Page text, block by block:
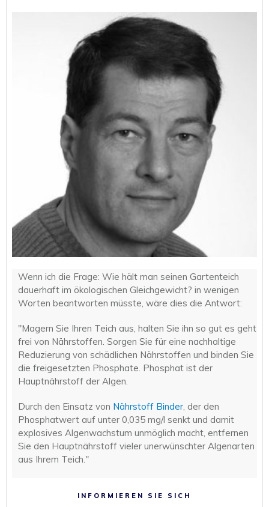
Wenn ich die Frage: Wie hält man seinen Gartenteich
dauerhaft im ökologischen Gleichgewicht? in wenigen
Worten beantworten müsste, wäre dies die Antwort:
"Magern Sie Ihren Teich aus, halten Sie ihn so gut es geht
frei von Nährstoffen. Sorgen Sie für eine nachhaltige
Reduzierung von schädlichen Nährstoffen und binden Sie
die freigesetzten Phosphate. Phosphat ist der
Hauptnährstoff der Algen.
Durch den Einsatz von Nährstoff Binder, der den
Phosphatwert auf unter 0,035 mg/l senkt und damit
explosives Algenwachstum unmöglich macht, entfernen
Sie den Hauptnährstoff vieler unerwünschter Algenarten
aus Ihrem Teich."
INFORMIEREN SIE SICH